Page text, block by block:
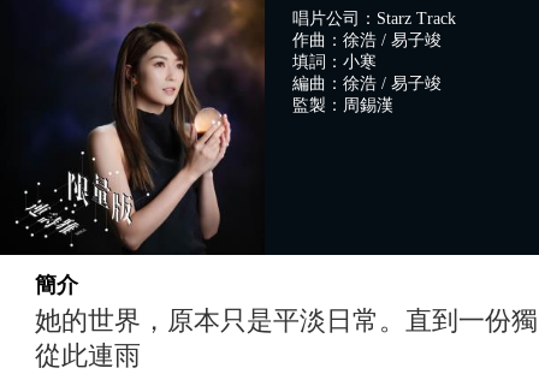
唱片公司：Starz Track
作曲：徐浩 / 易子竣
填詞：小寒
編曲：徐浩 / 易子竣
監製：周錫漢
簡介
她的世界，原本只是平淡日常。直到一份
從此連雨